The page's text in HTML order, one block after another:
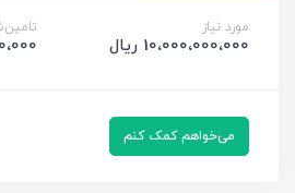
مورد نیاز
10،000،000،000 ریال
می‌خواهم کمک کنم